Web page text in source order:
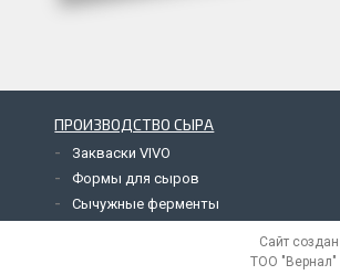
ПРОИЗВОДСТВО СЫРА
Закваски VIVO
Формы для сыров
Сычужные ферменты
Сайт